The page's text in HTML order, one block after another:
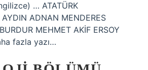
… ATATÜRK
​​​​​​ADNAN MENDERES
MEHMET AKİF ERSOY
fazla yazı…